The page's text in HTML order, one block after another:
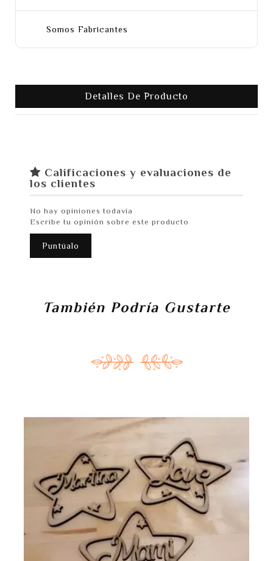
Somos Fabricantes
Detalles De Producto
Calificaciones y evaluaciones de
los clientes
No hay opiniones todavía
Escribe tu opinión sobre este producto
Puntúalo
También Podría Gustarte